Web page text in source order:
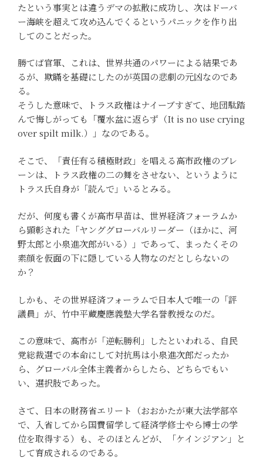
たという事実とは違うデマの拡散に成功し、次はドーバ
ー海峡を超えて攻め込んでくるというパニックを作り出
してのことだった。
勝てば官軍、これは、世界共通のパワーによる結果であ
るが、欺瞞を基礎にしたのが英国の悲劇の元凶なのであ
る。
そうした意味で、トラス政権はナイーブすぎて、地団駄踏
んで悔しがっても「覆水盆に返らず（It is no use crying
over spilt milk.）」なのである。
そこで、「責任有る積極財政」を唱える高市政権のブレ
ーンは、トラス政権の二の舞をさせない、というように
トラス氏自身が「読んで」いるとみる。
だが、何度も書くが高市早苗は、世界経済フォーラムか
ら顕彰された「ヤンググローバルリーダー（ほかに、河
野太郎と小泉進次郎がいる）」であって、まったくその
素顔を仮面の下に隠している人物なのだとしらないの
か？
しかも、その世界経済フォーラムで日本人で唯一の「評
議員」が、竹中平蔵慶應義塾大学名誉教授なのだ。
この意味で、高市が「逆転勝利」したといわれる、自民
党総裁選での本命にして対抗馬は小泉進次郎だったか
ら、グローバル全体主義者からしたら、どちらでもい
い、選択肢であった。
さて、日本の財務省エリート（おおかたが東大法学部卒
で、入省してから国費留学して経済学修士やら博士の学
位を取得する）も、そのほとんどが、「ケインジアン」と
して育成されるのである。